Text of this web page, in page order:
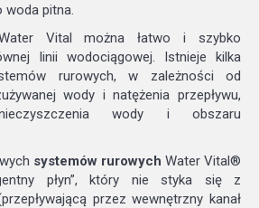
woda pitna.
Vital można łatwo i szybko
linii wodociągowej. Istnieje kilka
rurowych, w zależności od
wody i natężenia przepływu,
wody i obszaru
systemów rurowych Water Vital®
płyn”, który nie styka się z
przez wewnętrzny kanał